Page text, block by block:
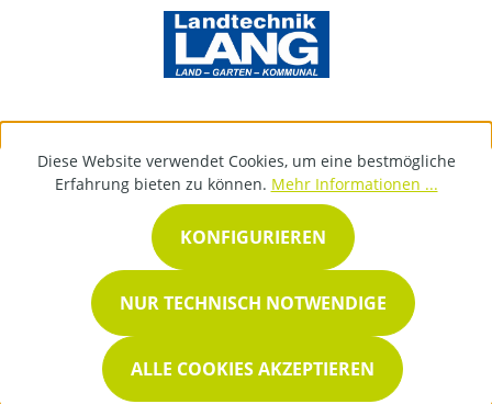
Diese Website verwendet Cookies, um eine bestmögliche
Erfahrung bieten zu können. Mehr Informationen ...
NUR TECHNISCH NOTWENDIGE
KONFIGURIEREN
ALLE COOKIES AKZEPTIEREN